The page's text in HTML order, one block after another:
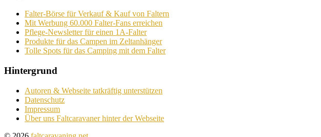
Falter-Börse für Verkauf & Kauf von Faltern
Mit Werbung 60.000 Falter-Fans erreichen
Pflege-Newsletter für einen 1A-Falter
Produkte für das Campen im Zeltanhänger
Tolle Spots für das Camping mit dem Falter
Hintergrund
Autoren & Webseite tatkräftig unterstützen
Datenschutz
Impressum
Über uns Faltcaravaner hinter der Webseite